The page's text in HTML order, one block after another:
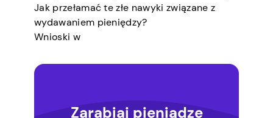
Jak przełamać te złe nawyki związane z
wydawaniem pieniędzy?
Wnioski w
Zarabiaj pieniądze